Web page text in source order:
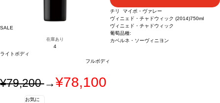
SALE
在庫あり
4
ライトボディ
フルボディ
チリ マイポ・ヴァレー
ヴィニェド・チャドウィック (2014)750ml
ヴィニェド・チャドウィック
葡萄品種:
カベルネ・ソーヴィニヨン
¥79,200→¥78,100
お気に